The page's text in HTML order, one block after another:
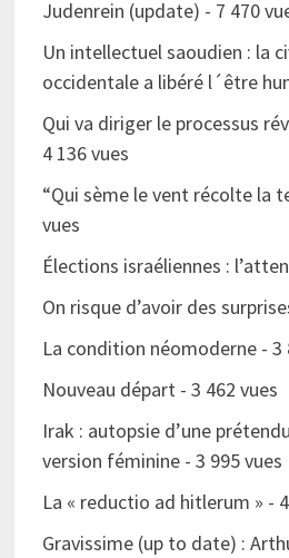
Judenrein (update) - 7 470
Un intellectuel saoudien : la
occidentale a libéré l´être
Qui va diriger le processus
4 136 vues
“Qui sème le vent récolte la
vues
Élections israéliennes :
On risque d’avoir des
La condition néomoderne- 3
Nouveau départ- 3 462 vues
Irak : autopsie d’une
version féminine- 3 995 vues
La « reductio ad hitlerum » -
Gravissime (up to date) :